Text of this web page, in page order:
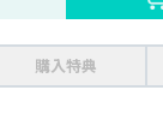
購入特典